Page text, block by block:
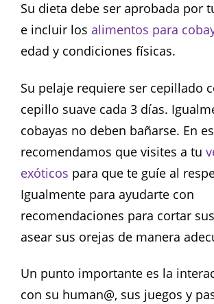
Su dieta debe ser aprobada por
e incluir los alimentos para
edad y condiciones físicas.
Su pelaje requiere ser cepillado
cepillo suave cada 3 días.
cobayas no deben bañarse. En
recomendamos que visites a tu
exóticos para que te guíe al
Igualmente para ayudarte con
recomendaciones para cortar
asear sus orejas de manera
Un punto importante es la
con su human@, sus juegos y